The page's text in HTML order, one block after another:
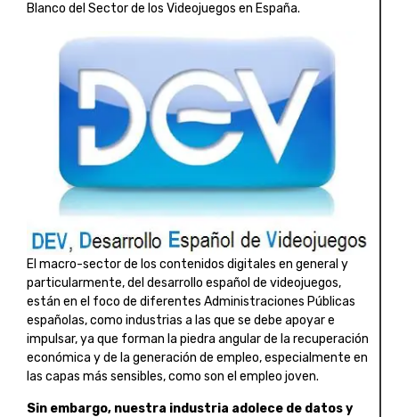
Blanco del Sector de los Videojuegos en España.
El macro-sector de los contenidos digitales en general y
particularmente, del desarrollo español de videojuegos,
están en el foco de diferentes Administraciones Públicas
españolas, como industrias a las que se debe apoyar e
impulsar, ya que forman la piedra angular de la recuperación
económica y de la generación de empleo, especialmente en
las capas más sensibles, como son el empleo joven.
Sin embargo, nuestra industria adolece de datos y